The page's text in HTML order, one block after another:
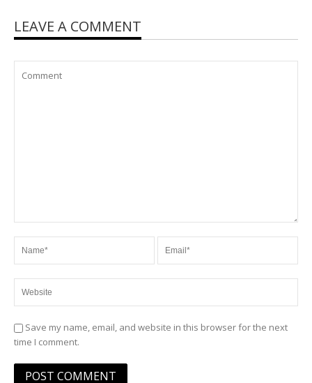
LEAVE A COMMENT
Save my name, email, and website in this browser for the next
time I comment.